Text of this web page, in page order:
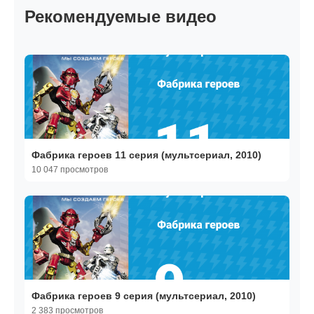
Рекомендуемые видео
Фабрика героев 11 серия (мультсериал, 2010)
10 047 просмотров
Фабрика героев 9 серия (мультсериал, 2010)
2 383 просмотров